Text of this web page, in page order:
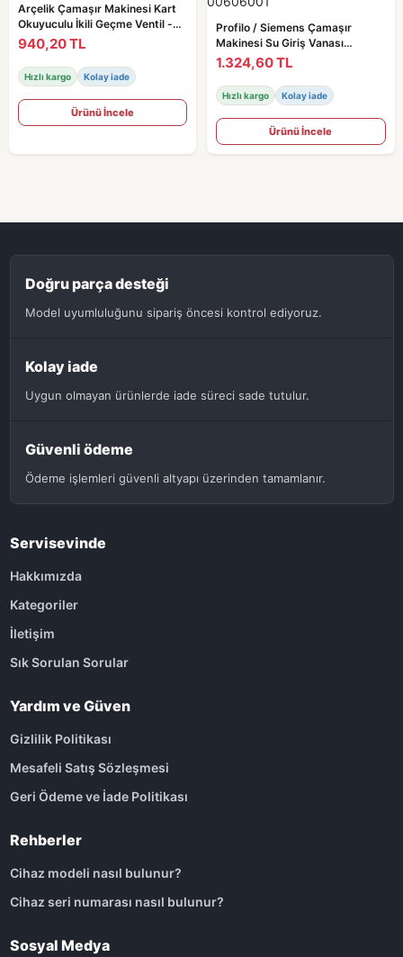
Arçelik Çamaşır Makinesi Kart
Okuyuculu İkili Geçme Ventil -
2841020100 Orjinal
940,20 TL
Hızlı kargo Kolay iade
Ürünü İncele
Profilo / Siemens Çamaşır
Makinesi Su Giriş Vanası
Okuyucu Sensörlü / Ventili -
00606001
1.324,60 TL
Hızlı kargo Kolay iade
Ürünü İncele
Doğru parça desteği
Model uyumluluğunu sipariş öncesi kontrol ediyoruz.
Kolay iade
Uygun olmayan ürünlerde iade süreci sade tutulur.
Güvenli ödeme
Ödeme işlemleri güvenli altyapı üzerinden tamamlanır.
Servisevinde
Hakkımızda
Kategoriler
İletişim
Sık Sorulan Sorular
Yardım ve Güven
Gizlilik Politikası
Mesafeli Satış Sözleşmesi
Geri Ödeme ve İade Politikası
Rehberler
Cihaz modeli nasıl bulunur?
Cihaz seri numarası nasıl bulunur?
Sosyal Medya